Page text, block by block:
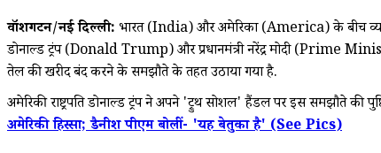
वॉशिंगटन/नई दिल्ली: भारत (India) और अमेरिका (America) के बीच
डोनाल्ड ट्रंप (Donald Trump) और प्रधानमंत्री नरेंद्र मोदी (Prime
तेल की खरीद बंद करने के समझौते के तहत उठाया गया है.
अमेरिकी राष्ट्रपति डोनाल्ड ट्रंप ने अपने 'ट्रुथ सोशल' हैंडल पर इस समझौते की
अमेरिकी हिस्सा; डैनीश पीएम बोलीं- 'यह बेतुका है' (See Pics)